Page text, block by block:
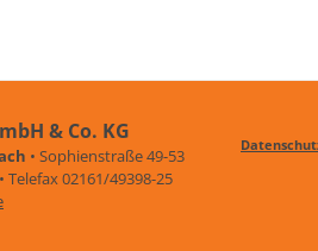
& Co. KG
• Sophienstraße 49-53
Telefax 02161/49398-25